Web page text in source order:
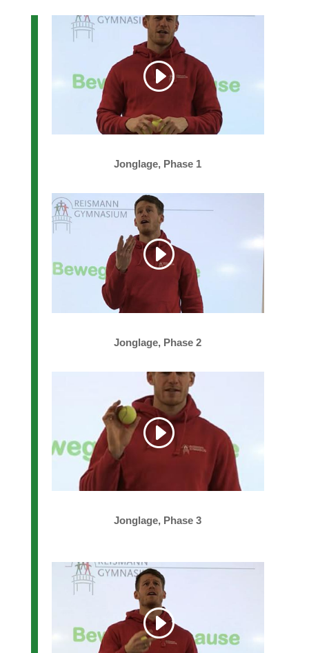
Jonglage, Phase 1
Jonglage, Phase 2
Jonglage, Phase 3